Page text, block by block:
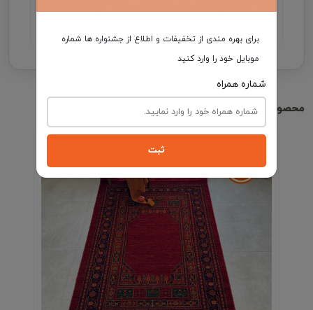
محصولات مشابه
برای بهره مندی از تخفیفات و اطلاع از جشنواره ها شماره
موبایل خود را وارد کنید
شماره همراه
ثبت